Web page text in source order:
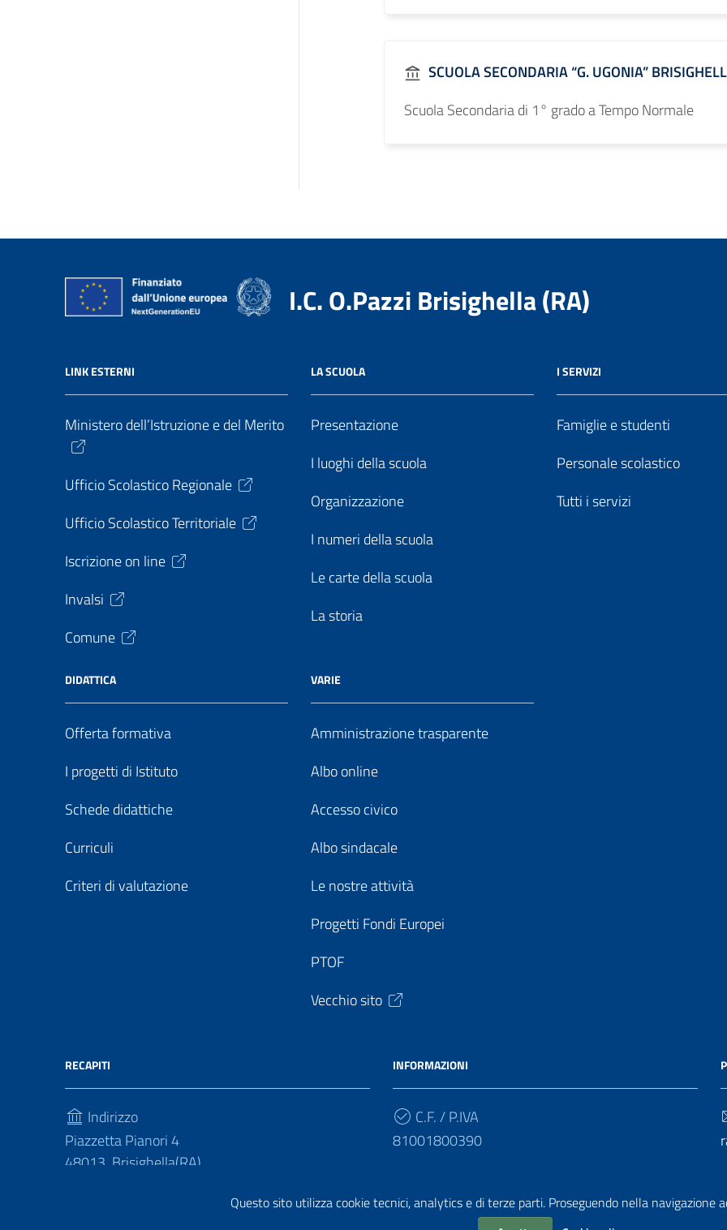
Questo sito utilizza cookie tecnici, analytics e di terze parti. Proseguendo nella navigazione
SCUOLA SECONDARIA “G. UGONIA”
Scuola Secondaria di 1° grado a Tempo Normale
I.C. O.Pazzi Brisighella (RA)
LINK ESTERNI
Ministero dell’Istruzione e del Merito
Ufficio Scolastico Regionale
Ufficio Scolastico Territoriale
Iscrizione on line
Invalsi
Comune
LA SCUOLA
Presentazione
I luoghi della scuola
Organizzazione
I numeri della scuola
Le carte della scuola
La storia
I SERVIZI
Famiglie e studenti
Personale scolastico
Tutti i servizi
DIDATTICA
Offerta formativa
I progetti di Istituto
Schede didattiche
Curriculi
Criteri di valutazione
VARIE
Amministrazione trasparente
Albo online
Accesso civico
Albo sindacale
Le nostre attività
Progetti Fondi Europei
PTOF
Vecchio sito
RECAPITI
Indirizzo
Piazzetta Pianori 4
48013, Brisighella(RA)
INFORMAZIONI
C.F. / P.IVA
81001800390
UF4HBY